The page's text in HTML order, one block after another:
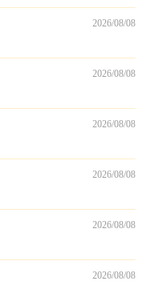
2026/08/08
2026/08/08
2026/08/08
2026/08/08
2026/08/08
2026/08/08